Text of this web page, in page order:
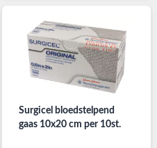
Surgicel bloedstelpend
gaas 10x20 cm per 10st.